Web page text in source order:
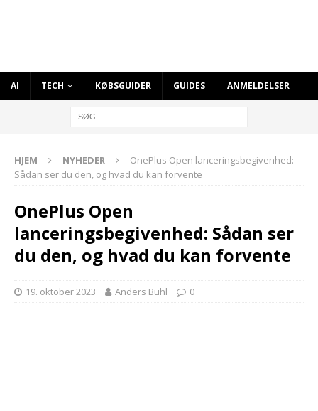
AI TECH KØBSGUIDER GUIDES ANMELDELSER
HJEM NYHEDER
OnePlus Open lanceringsbegivenhed:
Sådan ser du den, og hvad du kan forvente
OnePlus Open
lanceringsbegivenhed: Sådan ser
du den, og hvad du kan forvente
19. oktober 2023 Anders Buhl 0